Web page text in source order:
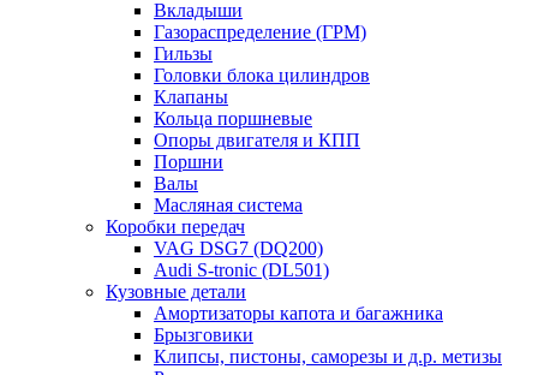
Вкладыши
Газораспределение (ГРМ)
Гильзы
Головки блока цилиндров
Клапаны
Кольца поршневые
Опоры двигателя и КПП
Поршни
Валы
Масляная система
Коробки передач
VAG DSG7 (DQ200)
Audi S-tronic (DL501)
Кузовные детали
Амортизаторы капота и багажника
Брызговики
Клипсы, пистоны, саморезы и д.р. метизы